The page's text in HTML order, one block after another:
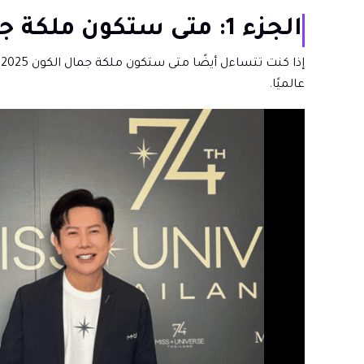
الجزء 1: متى ستكون ملكة جمال الكون 2025؟
عالميًا.